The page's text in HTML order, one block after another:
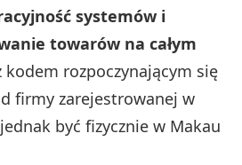
systemów i
towarów na całym
kodem rozpoczynającym się
firmy zarejestrowanej w
być fizycznie w Makau